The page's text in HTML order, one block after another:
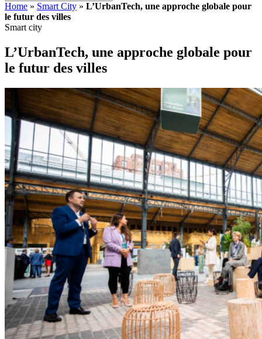
Home » Smart City » L’UrbanTech, une approche globale pour
le futur des villes
Smart city
L’UrbanTech, une approche globale pour
le futur des villes